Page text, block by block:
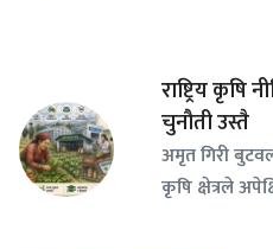
राष्ट्रिय कृषि
चुनौती उस्तै
अमृत गिरी
कृषि क्षेत्रले